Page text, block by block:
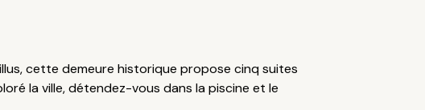
cette demeure historique propose cinq suites
la ville, détendez-vous dans la piscine et le